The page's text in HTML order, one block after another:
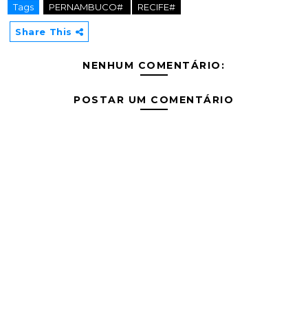
Tags PERNAMBUCO# RECIFE#
Share This
NENHUM COMENTÁRIO:
POSTAR UM COMENTÁRIO